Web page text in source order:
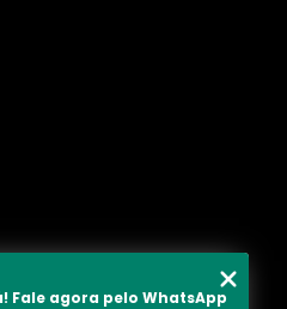
Fale agora pelo WhatsApp